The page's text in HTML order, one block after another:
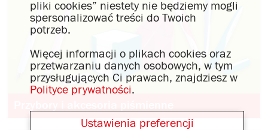
pliki cookies” niestety nie będziemy mogli
spersonalizować treści do Twoich
potrzeb.
Więcej informacji o plikach cookies oraz
przetwarzaniu danych osobowych, w tym
przysługujących Ci prawach, znajdziesz w
Polityce prywatności.
Ustawienia preferencji